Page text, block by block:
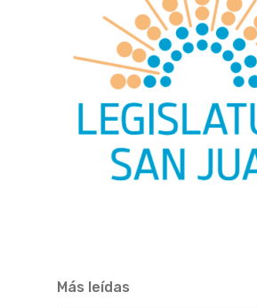
Más leídas